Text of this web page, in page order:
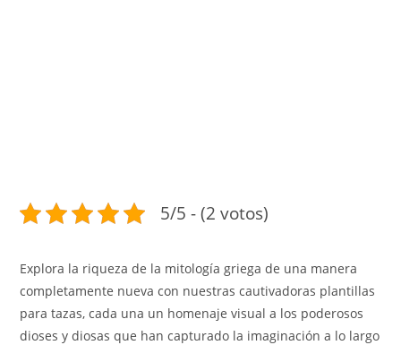
5/5 - (2 votos)
Explora la riqueza de la mitología griega de una manera
completamente nueva con nuestras cautivadoras plantillas
para tazas, cada una un homenaje visual a los poderosos
dioses y diosas que han capturado la imaginación a lo largo